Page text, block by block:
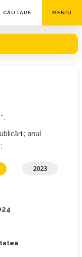
CĂUTARE MENIU
anul
2023